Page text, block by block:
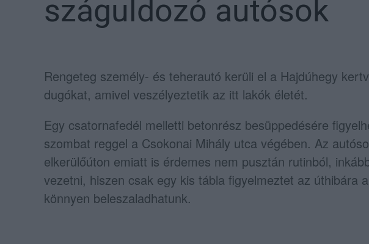
száguldozó autósok
Rengeteg személy- és teherautó kerüli el a Hajdúhegy
dugókat, amivel veszélyeztetik az itt lakók életét.
Egy csatornafedél melletti betonrész besüppedésére
szombat reggel a Csokonai Mihály utca végében. Az
elkerülőúton emiatt is érdemes nem pusztán rutinból,
vezetni, hiszen csak egy kis tábla figyelmeztet az úthibára
könnyen beleszaladhatunk.